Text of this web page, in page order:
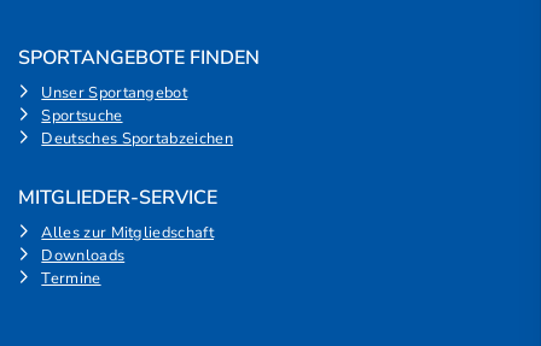
SPORTANGEBOTE FINDEN
Unser Sportangebot
Sportsuche
Deutsches Sportabzeichen
MITGLIEDER-SERVICE
Alles zur Mitgliedschaft
Downloads
Termine